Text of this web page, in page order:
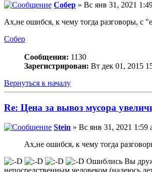
Собер » Вс янв 31, 2021
Ах,не ошибся, к чему тогда разговоры, с
Собер
Сообщения: 1130
Зарегистрирован: Вт дек 01, 2015
Вернуться к началу
Re: Цена за вывоз мусора
Stein » Вс янв 31, 2021 1:59
Ах,не ошибся, к чему тогда
Ошиблись Вы
непосредственным человеком (надеюсь